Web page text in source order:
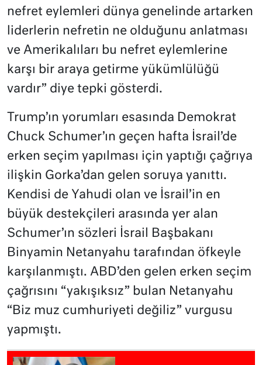
nefret eylemleri dünya genelinde artarken
liderlerin nefretin ne olduğunu anlatması
ve Amerikalıları bu nefret eylemlerine
karşı bir araya getirme yükümlülüğü
vardır” diye tepki gösterdi.
Trump’ın yorumları esasında Demokrat
Chuck Schumer’ın geçen hafta İsrail’de
erken seçim yapılması için yaptığı çağrıya
ilişkin Gorka’dan gelen soruya yanıttı.
Kendisi de Yahudi olan ve İsrail’in en
büyük destekçileri arasında yer alan
Schumer’ın sözleri İsrail Başbakanı
Binyamin Netanyahu tarafından öfkeyle
karşılanmıştı. ABD’den gelen erken seçim
çağrısını “yakışıksız” bulan Netanyahu
“Biz muz cumhuriyeti değiliz” vurgusu
yapmıştı.